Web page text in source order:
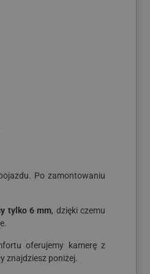
Po zamontowaniu
tylko 6 mm, dzięki czemu
oferujemy kamerę z
znajdziesz poniżej.